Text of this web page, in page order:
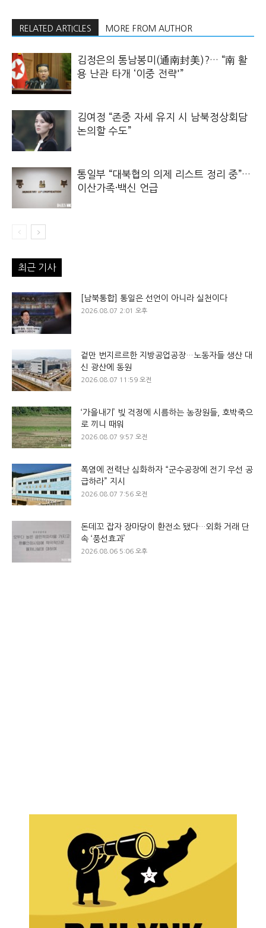
RELATED ARTICLES MORE FROM AUTHOR
김정은의 통남봉미(通南封美)?… “南 활
용 난관 타개 ‘이중 전략'”
김여정 “존중 자세 유지 시 남북정상회담
논의할 수도”
통일부 “대북협의 의제 리스트 정리 중”…
이산가족·백신 언급
최근 기사
[남북통합] 통일은 선언이 아니라 실천이다
2026.08.07 2:01 오후
겉만 번지르르한 지방공업공장…노동자들 생산 대
신 광산에 동원
2026.08.07 11:59 오전
‘가을내기’ 빚 걱정에 시름하는 농장원들, 호박죽으
로 끼니 때워
2026.08.07 9:57 오전
폭염에 전력난 심화하자 “군수공장에 전기 우선 공
급하라” 지시
2026.08.07 7:56 오전
돈데꼬 잡자 장마당이 환전소 됐다…외화 거래 단
속 ‘풍선효과’
2026.08.06 5:06 오후